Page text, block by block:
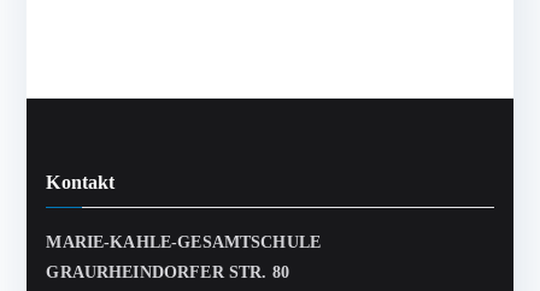
Kontakt
MARIE-KAHLE-GESAMTSCHULE
GRAURHEINDORFER STR. 80